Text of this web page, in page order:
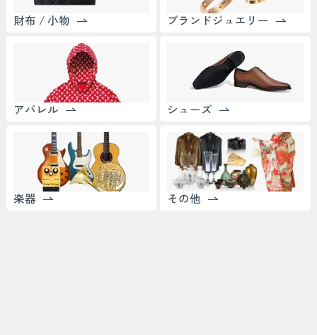
財布 / 小物 ブランドジュエリー
アパレル シューズ
楽器 その他